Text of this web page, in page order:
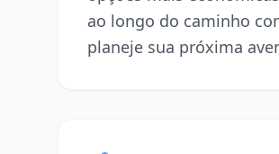
ao longo do caminho
planeje sua próxima